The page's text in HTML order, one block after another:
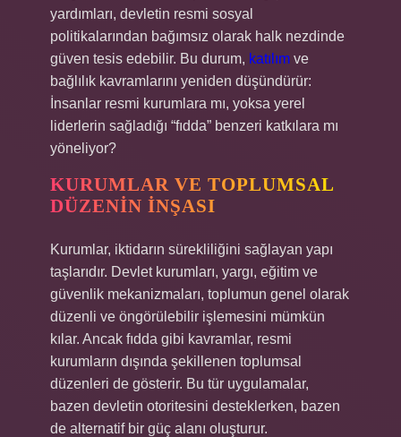
yardımları, devletin resmi sosyal
politikalarından bağımsız olarak halk nezdinde
güven tesis edebilir. Bu durum, katılım ve
bağlılık kavramlarını yeniden düşündürür:
İnsanlar resmi kurumlara mı, yoksa yerel
liderlerin sağladığı “fıdda” benzeri katkılara mı
yöneliyor?
KURUMLAR VE TOPLUMSAL
DÜZENIN İNŞASI
Kurumlar, iktidarın sürekliliğini sağlayan yapı
taşlarıdır. Devlet kurumları, yargı, eğitim ve
güvenlik mekanizmaları, toplumun genel olarak
düzenli ve öngörülebilir işlemesini mümkün
kılar. Ancak fıdda gibi kavramlar, resmi
kurumların dışında şekillenen toplumsal
düzenleri de gösterir. Bu tür uygulamalar,
bazen devletin otoritesini desteklerken, bazen
de alternatif bir güç alanı oluşturur.